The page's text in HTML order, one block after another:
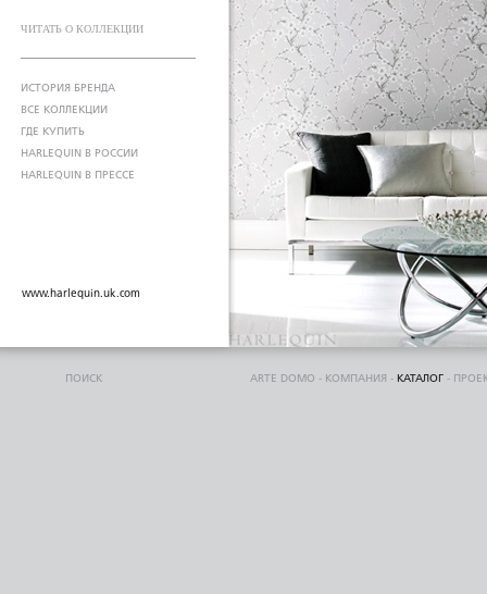
ЧИТАТЬ О КОЛЛЕКЦИИ
ИСТОРИЯ БРЕНДА
ВСЕ КОЛЛЕКЦИИ
ГДЕ КУПИТЬ
HARLEQUIN В РОССИИ
HARLEQUIN В ПРЕССЕ
www.harlequin.uk.com
ПОИСК ARTE DOMO - КОМПАНИЯ - КАТАЛОГ -